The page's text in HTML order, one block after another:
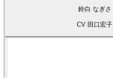
鈴白 なぎさ
CV 田口宏子